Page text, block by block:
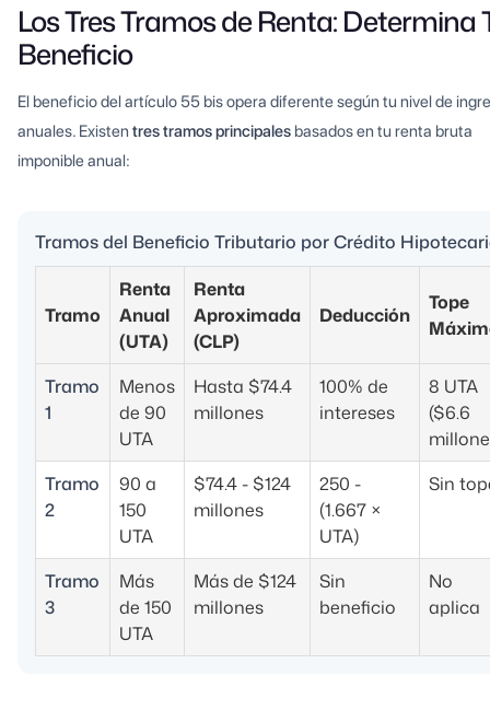
Los Tres Tramos de Renta: Determina
Beneficio
El beneficio del artículo 55 bis opera diferente según tu nivel de
anuales. Existen tres tramos principales basados en tu renta bruta
imponible anual:
Tramos del Beneficio Tributario por Crédito
Tramo
Renta
Anual
(UTA)
Renta
Aproximada
(CLP)
Deducción
Tope
Tramo
1
Menos
de 90
UTA
Hasta $74.4
millones
100% de
intereses
8 UTA
($6.6
Tramo
2
90 a
150
UTA
$74.4 - $124
millones
250 -
(1.667 ×
UTA)
Sin
Tramo
3
Más
de 150
UTA
Más de $124
millones
Sin
beneficio
No
aplica